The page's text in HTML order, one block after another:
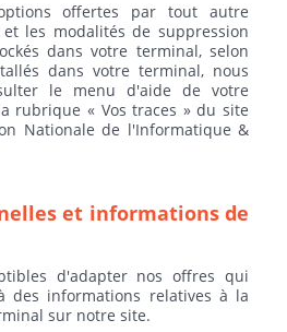
offertes par tout autre
les modalités de suppression
dans votre terminal, selon
dans votre terminal, nous
le menu d'aide de votre
rubrique « Vos traces » du site
Nationale de l'Informatique &
et informations de
d'adapter nos offres qui
des informations relatives à la
sur notre site.